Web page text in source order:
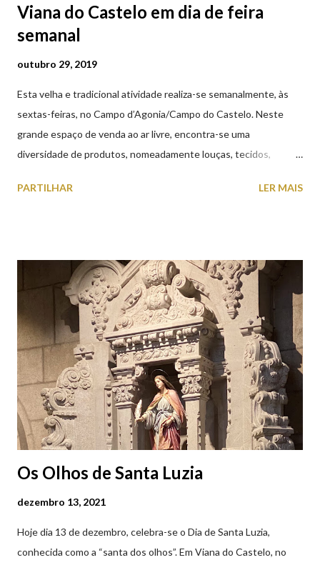
Viana do Castelo em dia de feira
semanal
outubro 29, 2019
Esta velha e tradicional atividade realiza-se semanalmente, às
sextas-feiras, no Campo d’Agonia/Campo do Castelo. Neste
grande espaço de venda ao ar livre, encontra-se uma
diversidade de produtos, nomeadamente louças, tecidos,
cobres entre muitos outros. Horário de funcionamento | Verão
(2019.10.25) Feira Semanal em Viana do Castelo (2019.10.25)
Feira Semanal em Viana do Castelo (2019.10.25) Feira Semanal
em Viana do Castelo (2019.10.25) Feira Semanal em Viana do
Castelo (2019.10.25) Feira Semanal em Viana do Castelo
(2019.10.25)
PARTILHAR LER MAIS
Os Olhos de Santa Luzia
dezembro 13, 2021
Hoje dia 13 de dezembro, celebra-se o Dia de Santa Luzia,
conhecida como a “santa dos olhos”. Em Viana do Castelo, no